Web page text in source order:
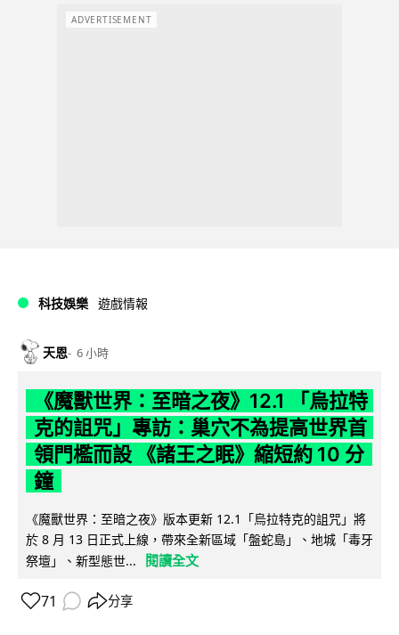
ADVERTISEMENT
科技娛樂 遊戲情報
天恩 6 小時
《魔獸世界：至暗之夜》12.1 「烏拉特
克的詛咒」專訪：巢穴不為提高世界首
領門檻而設 《諸王之眠》縮短約 10 分
鐘
《魔獸世界：至暗之夜》版本更新 12.1「烏拉特克的詛咒」將
於 8 月 13 日正式上線，帶來全新區域「盤蛇島」、地城「毒牙
祭壇」、新型態世...
閱讀全文
71 分享